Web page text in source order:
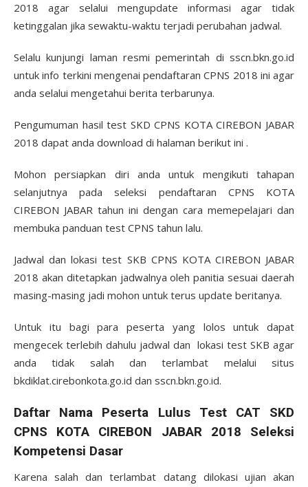
2018 agar selalui mengupdate informasi agar tidak
ketinggalan jika sewaktu-waktu terjadi perubahan jadwal.
Selalu kunjungi laman resmi pemerintah di sscn.bkn.go.id
untuk info terkini mengenai pendaftaran CPNS 2018 ini agar
anda selalui mengetahui berita terbarunya.
Pengumuman hasil test SKD CPNS KOTA CIREBON JABAR
2018 dapat anda download di halaman berikut ini .
Mohon persiapkan diri anda untuk mengikuti tahapan
selanjutnya pada seleksi pendaftaran CPNS KOTA
CIREBON JABAR tahun ini dengan cara memepelajari dan
membuka panduan test CPNS tahun lalu.
Jadwal dan lokasi test SKB CPNS KOTA CIREBON JABAR
2018 akan ditetapkan jadwalnya oleh panitia sesuai daerah
masing-masing jadi mohon untuk terus update beritanya.
Untuk itu bagi para peserta yang lolos untuk dapat
mengecek terlebih dahulu jadwal dan lokasi test SKB agar
anda tidak salah dan terlambat melalui situs
bkdiklat.cirebonkota.go.id dan sscn.bkn.go.id.
Daftar Nama Peserta Lulus Test CAT SKD
CPNS KOTA CIREBON JABAR 2018 Seleksi
Kompetensi Dasar
Karena salah dan terlambat datang dilokasi ujian akan